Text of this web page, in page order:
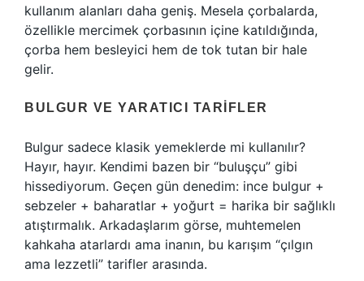
kullanım alanları daha geniş. Mesela çorbalarda,
özellikle mercimek çorbasının içine katıldığında,
çorba hem besleyici hem de tok tutan bir hale
gelir.
BULGUR VE YARATICI TARIFLER
Bulgur sadece klasik yemeklerde mi kullanılır?
Hayır, hayır. Kendimi bazen bir “buluşçu” gibi
hissediyorum. Geçen gün denedim: ince bulgur +
sebzeler + baharatlar + yoğurt = harika bir sağlıklı
atıştırmalık. Arkadaşlarım görse, muhtemelen
kahkaha atarlardı ama inanın, bu karışım “çılgın
ama lezzetli” tarifler arasında.